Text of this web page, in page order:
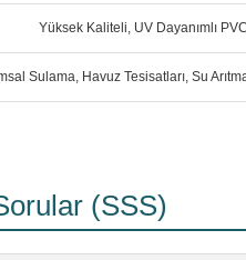
Yüksek Kaliteli, UV Dayanımlı PVC
Sulama, Havuz Tesisatları, Su
(SSS)